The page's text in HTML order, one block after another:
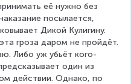
её нужно без
посылается,
Дикой Кулигину.
гроза даром не пройдёт.
Либо уж убьёт кого-
один из
действии. Однако, по